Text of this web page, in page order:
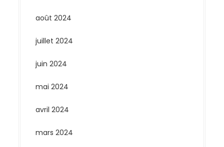
août 2024
juillet 2024
juin 2024
mai 2024
avril 2024
mars 2024